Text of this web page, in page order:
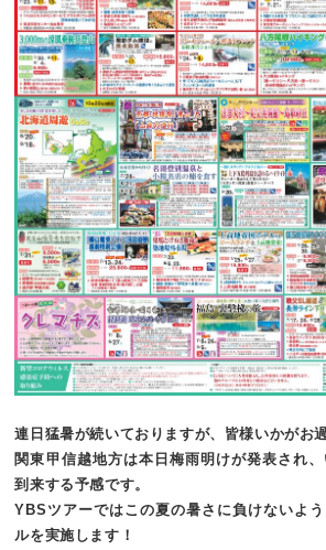
連日猛暑が続いておりますが、皆様いかがお
関東甲信越地方は本日梅雨明けが発表され
到来する予感です。
YBSツアーではこの夏の暑さに負けないよ
ルを実施します！